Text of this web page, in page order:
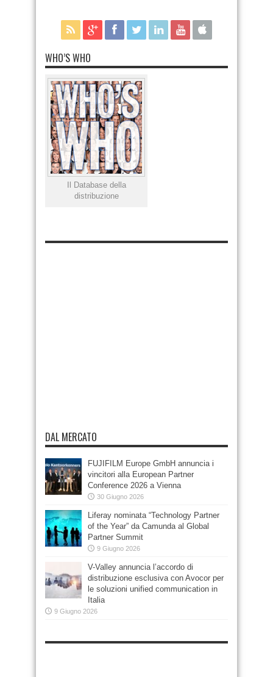
WHO’S WHO
Il Database della
distribuzione
DAL MERCATO
FUJIFILM Europe GmbH annuncia i
vincitori alla European Partner
Conference 2026 a Vienna
30 Giugno 2026
Liferay nominata “Technology Partner
of the Year” da Camunda al Global
Partner Summit
9 Giugno 2026
V-Valley annuncia l’accordo di
distribuzione esclusiva con Avocor per
le soluzioni unified communication in
Italia
9 Giugno 2026